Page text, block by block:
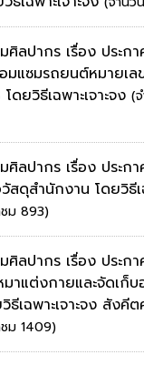
ศิลปากร เรื่อง ประกา
มแซมรถยนต์หมายเล
ยวิธีเฉพาะเจาะจง (
ศิลปากร เรื่อง ประกา
สดุสำนักงาน โดยวิธีเ
ชม 893)
ศิลปากร เรื่อง ประกา
มาแต่งกายและจัดเก็
ธีเฉพาะเจาะจง สังคี
ชม 1409)